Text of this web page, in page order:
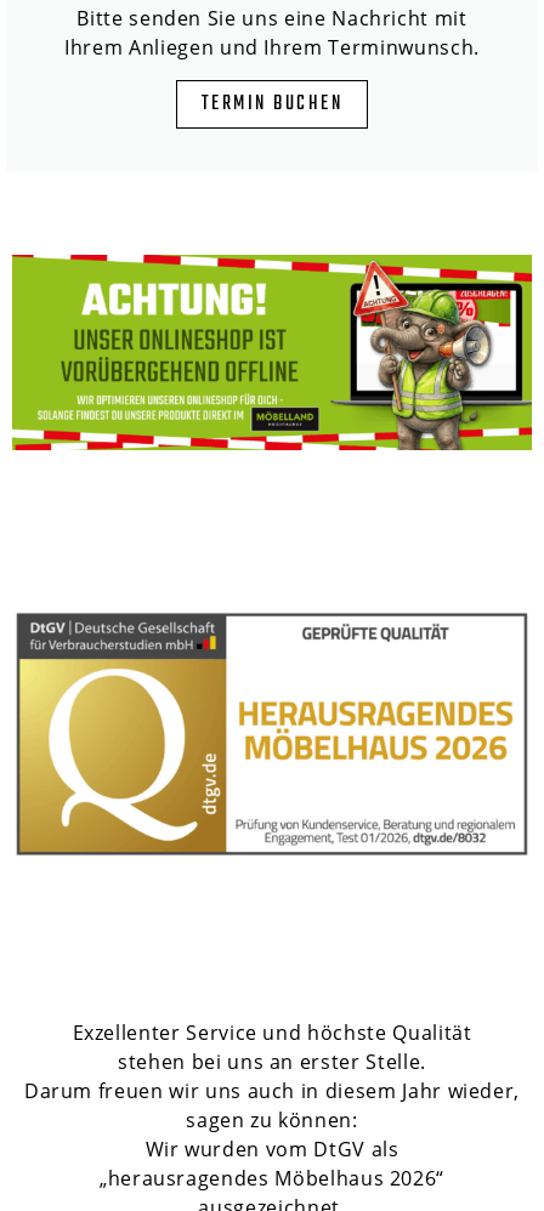
Bitte senden Sie uns eine Nachricht mit
Ihrem Anliegen und Ihrem Terminwunsch.
TERMIN BUCHEN
Exzellenter Service und höchste Qualität
stehen bei uns an erster Stelle.
Darum freuen wir uns auch in diesem Jahr wieder,
sagen zu können:
Wir wurden vom DtGV als
„herausragendes Möbelhaus 2026“